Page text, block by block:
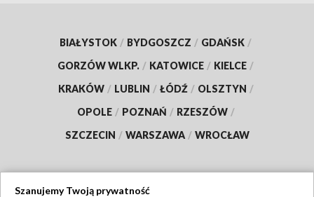
BIAŁYSTOK / BYDGOSZCZ / GDAŃSK /
GORZÓW WLKP. / KATOWICE / KIELCE /
KRAKÓW / LUBLIN / ŁÓDŹ / OLSZTYN /
OPOLE / POZNAŃ / RZESZÓW /
SZCZECIN / WARSZAWA / WROCŁAW
Szanujemy Twoją prywatność